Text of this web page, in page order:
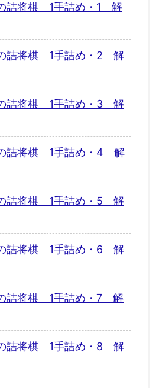
詰将棋 1手詰め・1 解
詰将棋 1手詰め・2 解
詰将棋 1手詰め・3 解
詰将棋 1手詰め・4 解
詰将棋 1手詰め・5 解
詰将棋 1手詰め・6 解
詰将棋 1手詰め・7 解
詰将棋 1手詰め・8 解